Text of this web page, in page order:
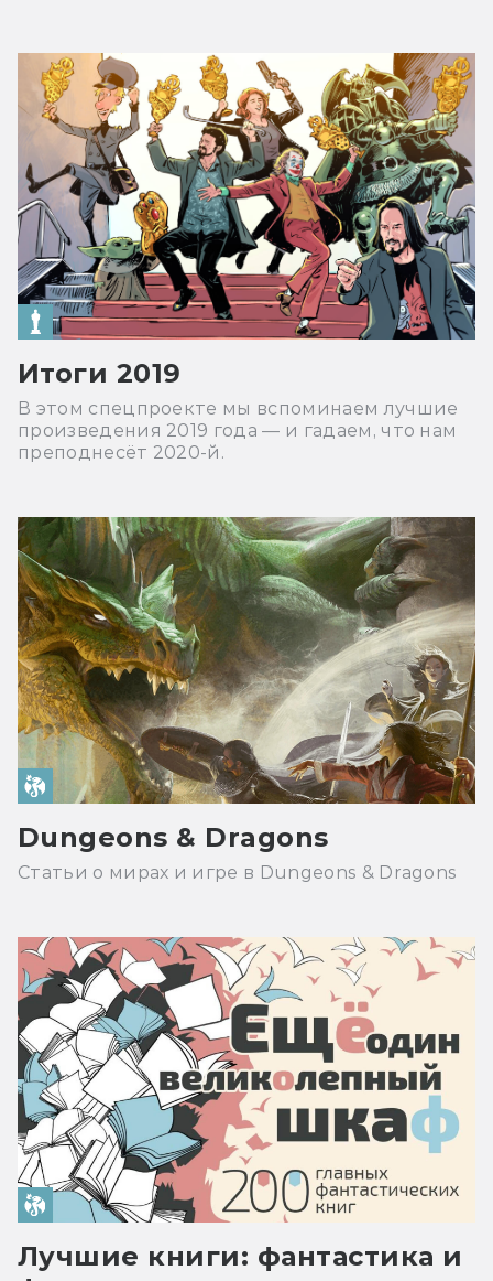
Итоги 2019
В этом спецпроекте мы вспоминаем лучшие
произведения 2019 года — и гадаем, что нам
преподнесёт 2020-й.
Dungeons & Dragons
Статьи о мирах и игре в Dungeons & Dragons
Лучшие книги: фантастика и